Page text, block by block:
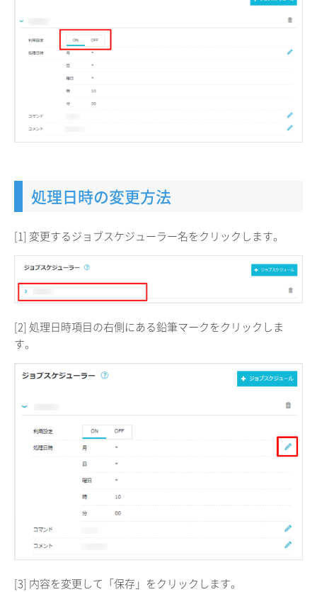
処理日時の変更方法
[1] 変更するジョブスケジューラー名をクリックします。
[2] 処理日時項目の右側にある鉛筆マークをクリックしま
す。
[3] 内容を変更して「保存」をクリックします。